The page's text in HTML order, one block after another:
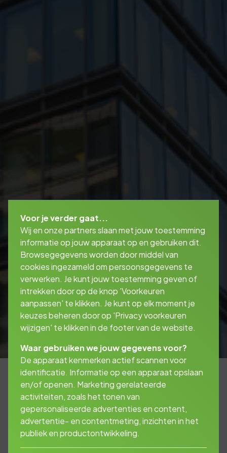
Is een bedrijfspand kopen uw droom?
Misschien is het niet mogelijk dit uit eigen
middelen te financieren. Een zakelijke
hypotheek is dan de meest gekozen
oplossing.
Voor je verder gaat...
Wij en onze partners slaan met jouw toestemming
informatie op jouw apparaat op en gebruiken dit.
Browsegegevens worden door middel van
cookies ingezameld om persoonsgegevens te
verwerken. Je kunt jouw toestemming geven of
intrekken door op de knop 'Voorkeuren
aanpassen' te klikken. Je kunt op elk moment je
keuzes beheren door op 'Privacy voorkeuren
wijzigen' te klikken in de footer van de website.
Waar gebruiken we jouw gegevens voor?
De apparaat kenmerken actief scannen voor
identificatie. Informatie op een apparaat opslaan
en/of openen. Marketing gerelateerde
activiteiten, zoals het tonen van
gepersonaliseerde advertenties en content,
advertentie- en contentmeting, inzichten in het
publiek en productontwikkeling.